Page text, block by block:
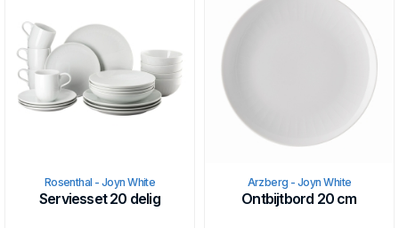
en vooral samen genieten van eten.
White is een mooie basiskleur en goed de combineren met
bijvoorbeeld het Joyn
Vaatwasser- en magnetronbestendig, met uitzondering van de
houten onderdelen.
Rosenthal - Joyn White
Serviesset 20 delig
Arzberg - Joyn White
Ontbijtbord 20 cm